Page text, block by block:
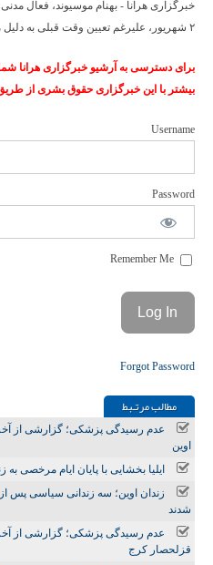
خبرگزاری هرانا - بهنام موسیوند، فعال
۲ شهریور، علیرغم تعیین وقت قبلی به دلیل مخالفت وی با انتقال با دستبند و ...
برای دسترسی به آرشیو خبرگزاری هرانا شما
بیشتر با این خبرگزاری حقوق بشری از
Username
Password
Forgot Password
مطالب مرتـبط
عدم رسیدگی پزشکی؛ گزارشی از
اوین
ایلیا بخشایی با پایان ایام مرخصی
زندان اوین؛ سه زندانی سیاسی پس
شدند
عدم رسیدگی پزشکی؛ گزارشی از
قزلحصار کرج